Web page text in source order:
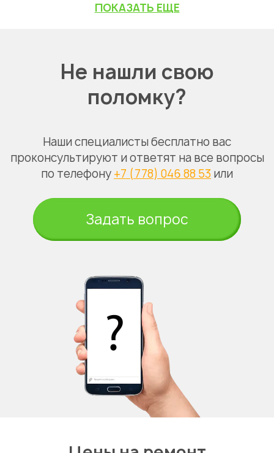
ПОКАЗАТЬ ЕЩЕ
Не нашли свою
поломку?
Наши специалисты бесплатно вас
проконсультируют и ответят на все вопросы
по телефону +7 (778) 046 88 53 или
Задать вопрос